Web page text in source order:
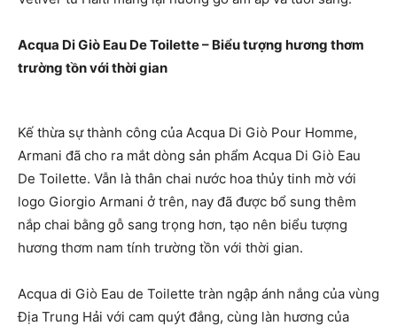
Acqua Di Giò Eau De Toilette – Biểu tượng hương thơm
trường tồn với thời gian
Kế thừa sự thành công của Acqua Di Giò Pour Homme,
Armani đã cho ra mắt dòng sản phẩm Acqua Di Giò Eau
De Toilette. Vẫn là thân chai nước hoa thủy tinh mờ với
logo Giorgio Armani ở trên, nay đã được bổ sung thêm
nắp chai bằng gỗ sang trọng hơn, tạo nên biểu tượng
hương thơm nam tính trường tồn với thời gian.
Acqua di Giò Eau de Toilette tràn ngập ánh nắng của vùng
Địa Trung Hải với cam quýt đắng, cùng làn hương của